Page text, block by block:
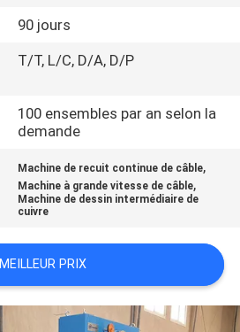
90 jours
T/T, L/C, D/A, D/P
100 ensembles par an selon la
demande
Machine de recuit continue de câble,
Machine à grande vitesse de câble,
Machine de dessin intermédiaire de
cuivre
MEILLEUR PRIX